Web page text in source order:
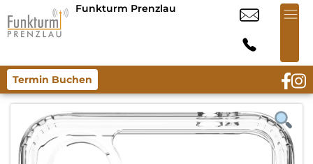
Funkturm Prenzlau
Termin Buchen